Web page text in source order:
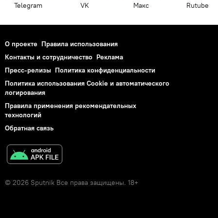
Telegram VK Макс Rutube
О проекте Правила использования
Контакты и сотрудничество Реклама
Пресс-релизы Политика конфиденциальности
Политика использования Cookie и автоматического
логирования
Правила применения рекомендательных
технологий
Обратная связь
© 2026 Sputnik Все права защищены. 18+